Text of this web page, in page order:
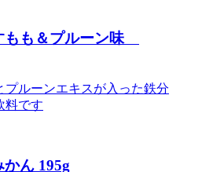
もも＆プルーン味
プルーンエキスが入った鉄分
料です
ん 195g